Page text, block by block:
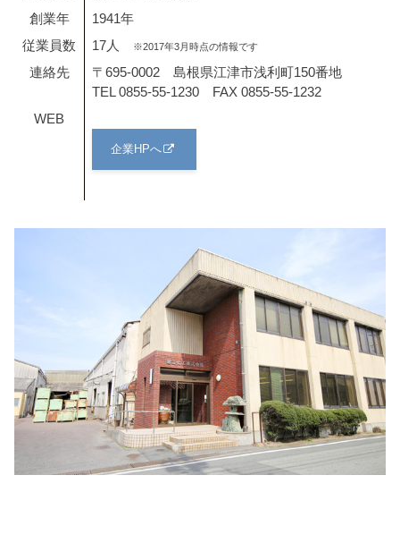
創業年
1941年
従業員数
17人 ※2017年3月時点の情報です
連絡先
〒695-0002 島根県江津市浅利町150番地
TEL 0855-55-1230 FAX 0855-55-1232
WEB
企業HPへ